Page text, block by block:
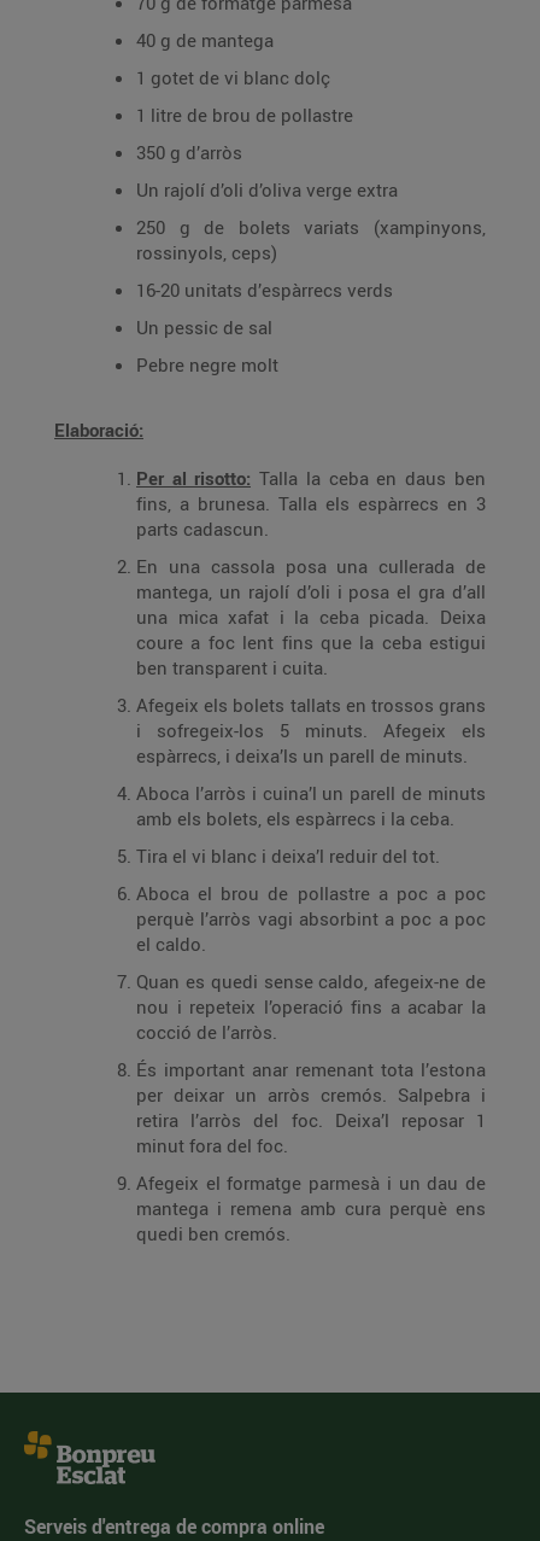
40 g de mantega
1 gotet de vi blanc dolç
1 litre de brou de pollastre
350 g d’arròs
Un rajolí d’oli d’oliva verge extra
250 g de bolets variats (xampinyons,
rossinyols, ceps)
16-20 unitats d’espàrrecs verds
Un pessic de sal
Pebre negre molt
Elaboració:
Per al risotto: Talla la ceba en daus ben
fins, a brunesa. Talla els espàrrecs en 3
parts cadascun.
En una cassola posa una cullerada de
mantega, un rajolí d’oli i posa el gra d’all
una mica xafat i la ceba picada. Deixa
coure a foc lent fins que la ceba estigui
ben transparent i cuita.
Afegeix els bolets tallats en trossos grans
i sofregeix-los 5 minuts. Afegeix els
espàrrecs, i deixa’ls un parell de minuts.
Aboca l’arròs i cuina’l un parell de minuts
amb els bolets, els espàrrecs i la ceba.
Tira el vi blanc i deixa’l reduir del tot.
Aboca el brou de pollastre a poc a poc
perquè l’arròs vagi absorbint a poc a poc
el caldo.
Quan es quedi sense caldo, afegeix-ne de
nou i repeteix l’operació fins a acabar la
cocció de l’arròs.
És important anar remenant tota l’estona
per deixar un arròs cremós. Salpebra i
retira l’arròs del foc. Deixa’l reposar 1
minut fora del foc.
Afegeix el formatge parmesà i un dau de
mantega i remena amb cura perquè ens
quedi ben cremós.
Serveis d'entrega de compra online